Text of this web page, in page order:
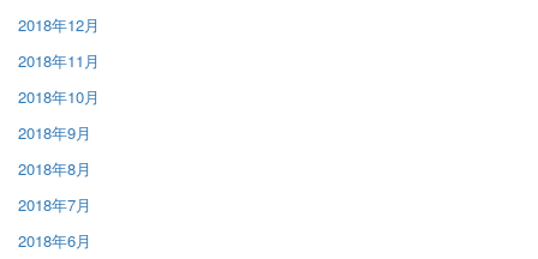
2018年12月
2018年11月
2018年10月
2018年9月
2018年8月
2018年7月
2018年6月